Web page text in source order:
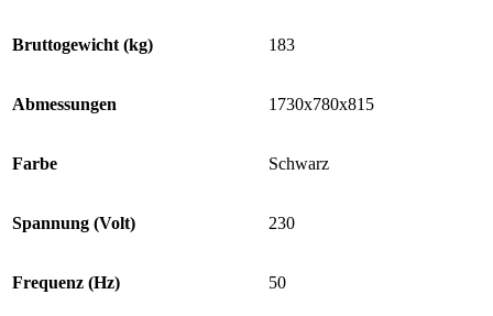
Bruttogewicht (kg) 183
Abmessungen 1730x780x815
Farbe Schwarz
Spannung (Volt) 230
Frequenz (Hz) 50